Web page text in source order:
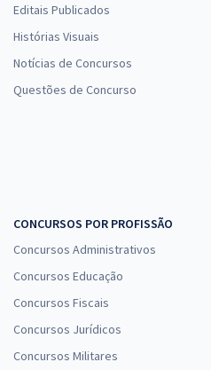
Editais Publicados
Histórias Visuais
Notícias de Concursos
Questões de Concurso
CONCURSOS POR PROFISSÃO
Concursos Administrativos
Concursos Educação
Concursos Fiscais
Concursos Jurídicos
Concursos Militares